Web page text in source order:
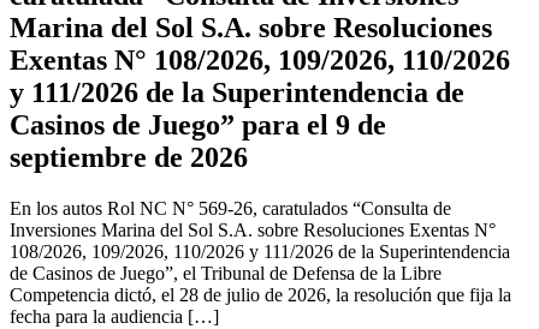
Marina del Sol S.A. sobre Resoluciones
Exentas N° 108/2026, 109/2026, 110/2026
y 111/2026 de la Superintendencia de
Casinos de Juego” para el 9 de
septiembre de 2026
En los autos Rol NC N° 569-26, caratulados “Consulta de
Inversiones Marina del Sol S.A. sobre Resoluciones Exentas N°
108/2026, 109/2026, 110/2026 y 111/2026 de la Superintendencia
de Casinos de Juego”, el Tribunal de Defensa de la Libre
Competencia dictó, el 28 de julio de 2026, la resolución que fija la
fecha para la audiencia […]